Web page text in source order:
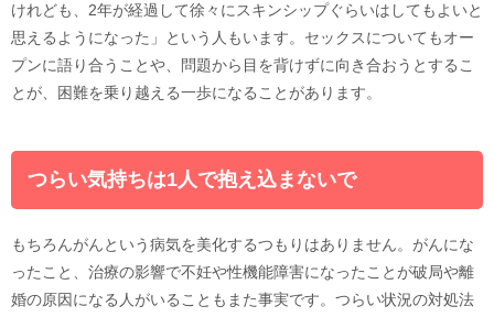
けれども、2年が経過して徐々にスキンシップぐらいはしてもよいと
思えるようになった」という人もいます。セックスについてもオー
プンに語り合うことや、問題から目を背けずに向き合おうとするこ
とが、困難を乗り越える一歩になることがあります。
つらい気持ちは1人で抱え込まないで
もちろんがんという病気を美化するつもりはありません。がんにな
ったこと、治療の影響で不妊や性機能障害になったことが破局や離
婚の原因になる人がいることもまた事実です。つらい状況の対処法